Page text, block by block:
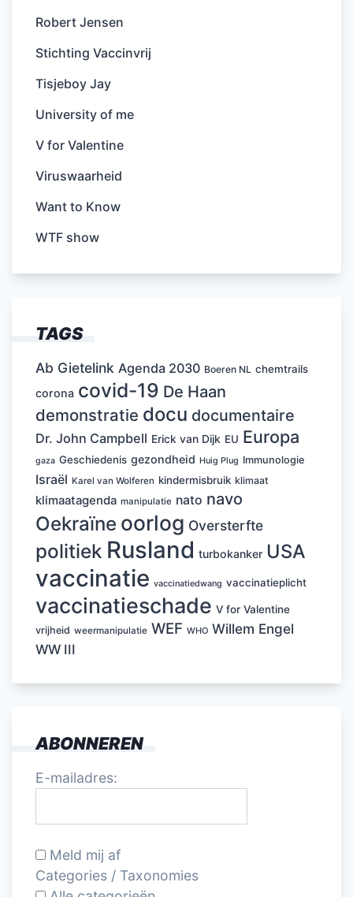
Robert Jensen
Stichting Vaccinvrij
Tisjeboy Jay
University of me
V for Valentine
Viruswaarheid
Want to Know
WTF show
TAGS
Ab Gietelink Agenda 2030 Boeren NL chemtrails
corona covid-19 De Haan
demonstratie docu documentaire
Dr. John Campbell Erick van Dijk EU Europa
gaza Geschiedenis gezondheid Huig Plug Immunologie
Israël Karel van Wolferen kindermisbruik klimaat
klimaatagenda manipulatie nato navo
Oekraïne oorlog Oversterfte
politiek Rusland turbokanker USA
vaccinatie vaccinatiedwang vaccinatieplicht
vaccinatieschade V for Valentine
vrijheid weermanipulatie WEF WHO Willem Engel
WW III
ABONNEREN
E-mailadres:
Meld mij af
Categories / Taxonomies